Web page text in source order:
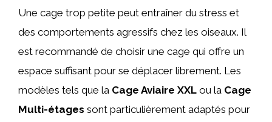
Une cage trop petite peut entraîner du stress et
des comportements agressifs chez les oiseaux. Il
est recommandé de choisir une cage qui offre un
espace suffisant pour se déplacer librement. Les
modèles tels que la Cage Aviaire XXL ou la Cage
Multi-étages sont particulièrement adaptés pour